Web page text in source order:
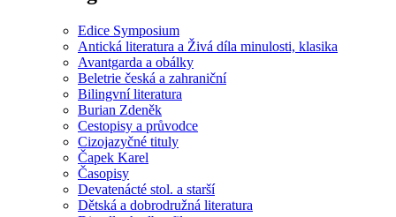
Edice Symposium
Antická literatura a Živá díla minulosti, klasika
Avantgarda a obálky
Beletrie česká a zahraniční
Bilingvní literatura
Burian Zdeněk
Cestopisy a průvodce
Cizojazyčné tituly
Čapek Karel
Časopisy
Devatenácté stol. a starší
Dětská a dobrodružná literatura